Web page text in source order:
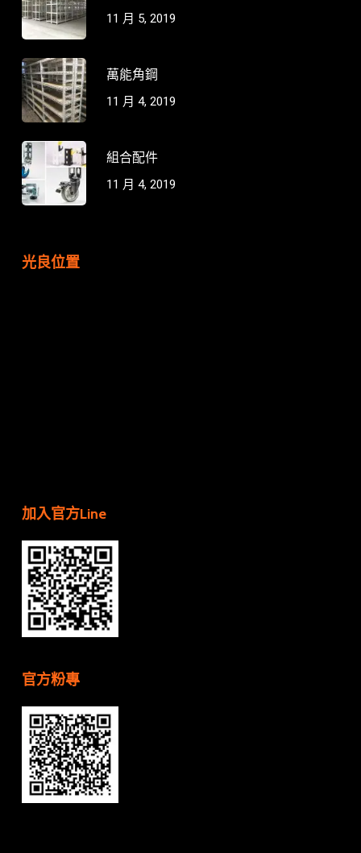
11 月 5, 2019
萬能角鋼
11 月 4, 2019
組合配件
11 月 4, 2019
光良位置
加入官方Line
官方粉專